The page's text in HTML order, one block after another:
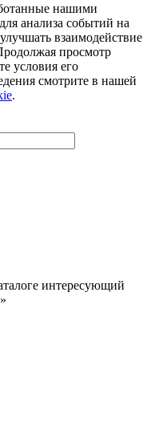
нашими
анализа событий на
взаимодействие
просмотр
условия его
смотрите в нашей
.
интересующий